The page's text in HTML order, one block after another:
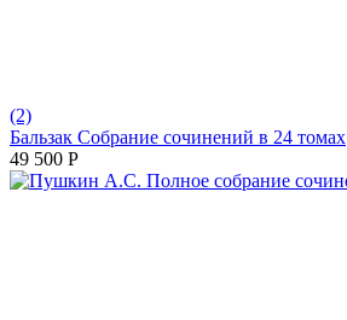
(2)
Бальзак Собрание сочинений в 24 томах
49 500 Р